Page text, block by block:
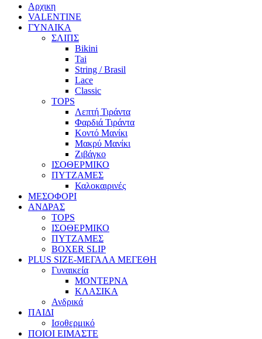
Αρχικη
VALENTINE
ΓΥΝΑΙΚΑ
ΣΛΙΠΣ
Bikini
Tai
String / Brasil
Lace
Classic
TOPS
Λεπτή Τιράντα
Φαρδιά Τιράντα
Κοντό Μανίκι
Μακρύ Μανίκι
Ζιβάγκο
ΙΣΟΘΕΡΜΙΚΟ
ΠΥΤΖΑΜΕΣ
Καλοκαιρινές
ΜΕΣΟΦΟΡΙ
ΑΝΔΡΑΣ
TOPS
ΙΣΟΘΕΡΜΙΚΟ
ΠΥΤΖΑΜΕΣ
BOXER SLIP
PLUS SIZE-ΜΕΓΑΛΑ ΜΕΓΕΘΗ
Γυναικεία
ΜΟΝΤΕΡΝΑ
ΚΛΑΣΙΚΑ
Ανδρικά
ΠΑΙΔΙ
Ισοθερμικό
ΠΟΙΟΙ ΕΙΜΑΣΤΕ